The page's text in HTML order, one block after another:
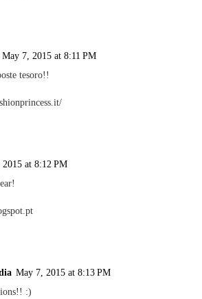
May 7, 2015 at 8:11 PM
tesoro!!
at 8:12 PM
May 7, 2015 at 8:13 PM
:)